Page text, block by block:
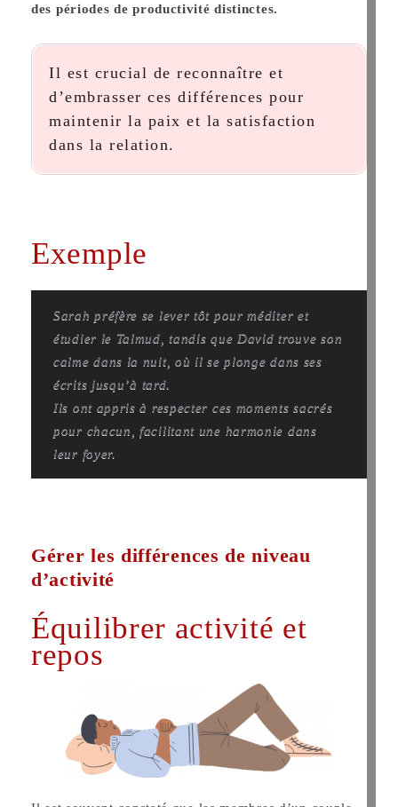
des périodes de productivité distinctes.
Il est crucial de reconnaître et
d’embrasser ces différences pour
maintenir la paix et la satisfaction
dans la relation.
Exemple
Sarah préfère se lever tôt pour méditer et
étudier le Talmud, tandis que David trouve son
calme dans la nuit, où il se plonge dans ses
écrits jusqu’à tard.
Ils ont appris à respecter ces moments sacrés
pour chacun, facilitant une harmonie dans
leur foyer.
Gérer les différences de niveau
d’activité
Équilibrer activité et
repos